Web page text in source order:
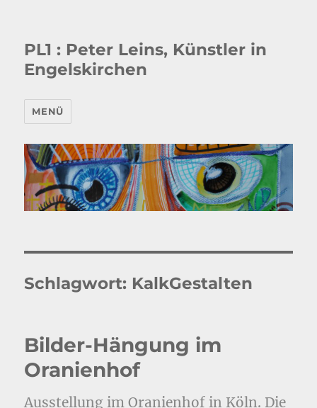
PL1 : Peter Leins, Künstler in
Engelskirchen
MENÜ
Schlagwort: KalkGestalten
Bilder-Hängung im
Oranienhof
Ausstellung im Oranienhof in Köln. Die